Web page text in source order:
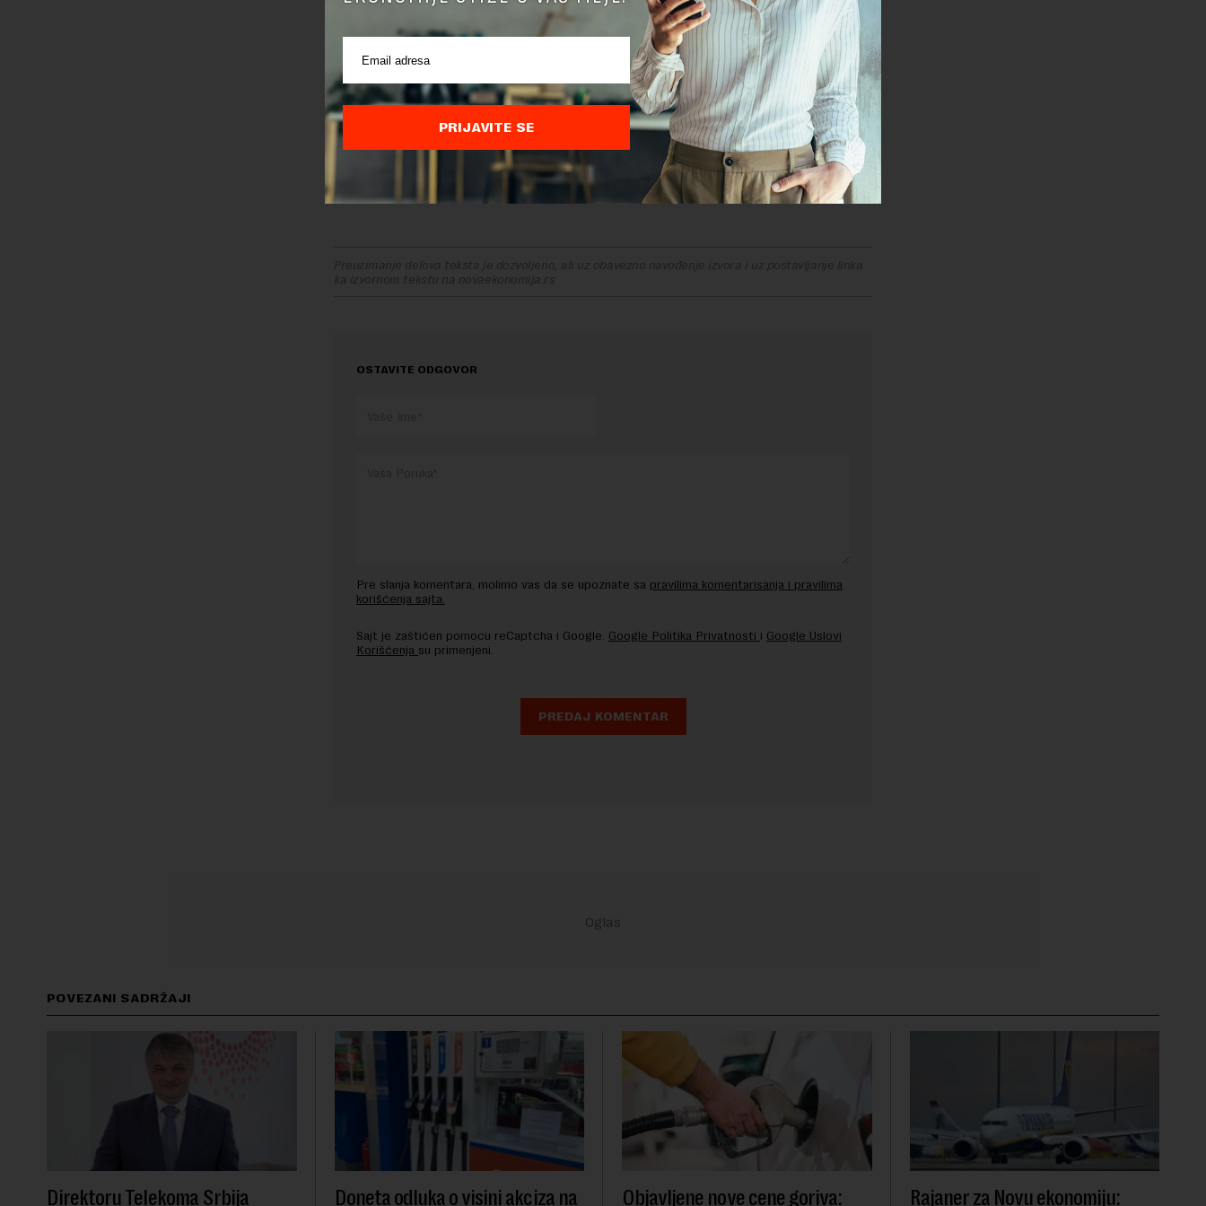
koji namerava da preseli 300 zaposlenih, i Luxoft sa istim brojem radnika.
Srbija je trenutno jedina evropska zemlja koja je otvorena za ruski biznis jer
nije uvela sankcije. Jedan broj ruskih kompanija vidi Srbiju kao hab za
nastavak evropskih biznisa nakon početka rata u Ukrajini.
Procene su da će ruske kompanije koje su započele poslovanje u Srbijiostati
ovde najverovatnije još dve, tri godine. Očekuje se da će se ova ekspanzija
njihovog dolaska nastaviti u narednom periodu jer je to zasad način da
nesmetano nastave poslovanje sa svetom u sigurnom okruženju.
Preuzimanje delova teksta je dozvoljeno, ali uz obavezno navođenje izvora i uz postavljanje linka
ka izvornom tekstu na novaekonomija.rs
OSTAVITE ODGOVOR
Pre slanja komentara, molimo vas da se upoznate sa pravilima komentarisanja i pravilima
korišćenja sajta.
Sajt je zaštićen pomocu reCaptcha i Google. Google Politika Privatnosti i Google Uslovi
Korišćenja su primenjeni.
POVEZANI SADRŽAJI
Direktoru Telekoma Srbija Doneta odluka o visini akciza na Objavljene nove cene goriva: Rajaner za Novu ekonomiju:
PRIJAVITE SE